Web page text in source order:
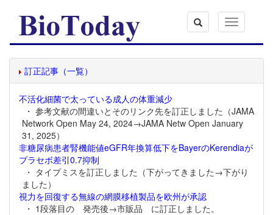
Toggle
navigation
訂正記事（一覧）
不活化細菌で太っている成人の体重減少
・ 参考文献の間違いとそのリンク先を訂正しました（JAMA
Network Open May 24, 2024→JAMA Netw Open January
31, 2025）
非糖尿病患者腎機能値eGFR年換算低下をBayerのKerendiaが
プラセボ差引0.7抑制
・ タイプミスを訂正しました（下がってきました→下がり
ました）
視力を回復する無線の網膜移植製品を欧州が承認
・ 1段落目の 発売後→市販品 に訂正しました。